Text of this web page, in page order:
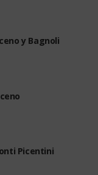
y Bagnoli
Picentini